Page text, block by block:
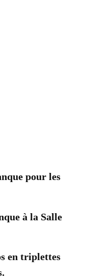
pour les
à la Salle
en triplettes